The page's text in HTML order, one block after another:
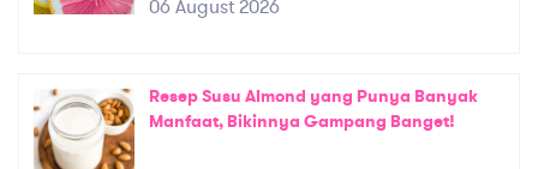
06 August 2026
Resep Susu Almond yang Punya Banyak
Manfaat, Bikinnya Gampang Banget!